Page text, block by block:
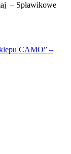
– Spławikowe
CAMO” –